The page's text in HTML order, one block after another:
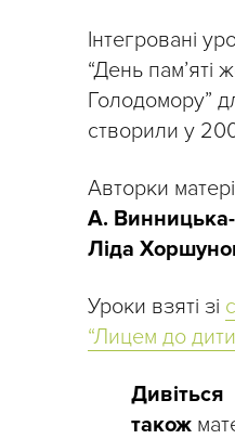
Інтегровані
“День пам’яті
Голодомору”
створили у
Авторки
А.
Ліда
Уроки взяті зі
“Лицем до
Дивіться
також